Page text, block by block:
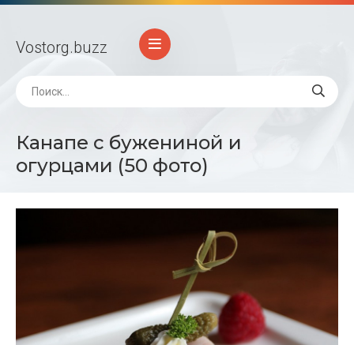
Vostorg.buzz
Канапе с бужениной и
огурцами (50 фото)